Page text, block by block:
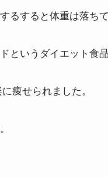
るすると体重は落ちて
というダイエット食品
痩せられました。